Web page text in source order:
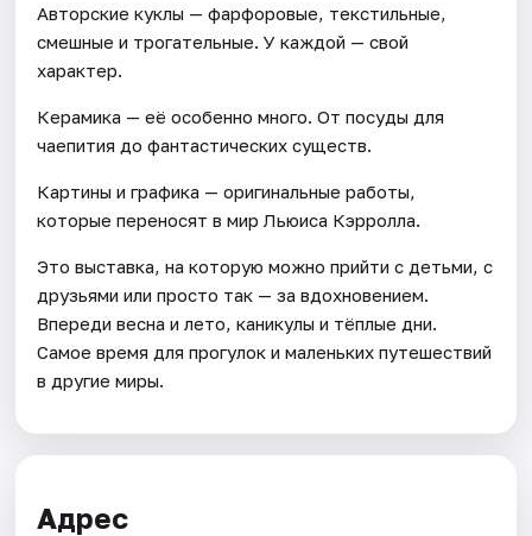
Авторские куклы — фарфоровые, текстильные,
смешные и трогательные. У каждой — свой
характер.
Керамика — её особенно много. От посуды для
чаепития до фантастических существ.
Картины и графика — оригинальные работы,
которые переносят в мир Льюиса Кэрролла.
Это выставка, на которую можно прийти с детьми, с
друзьями или просто так — за вдохновением.
Впереди весна и лето, каникулы и тёплые дни.
Самое время для прогулок и маленьких путешествий
в другие миры.
Адрес